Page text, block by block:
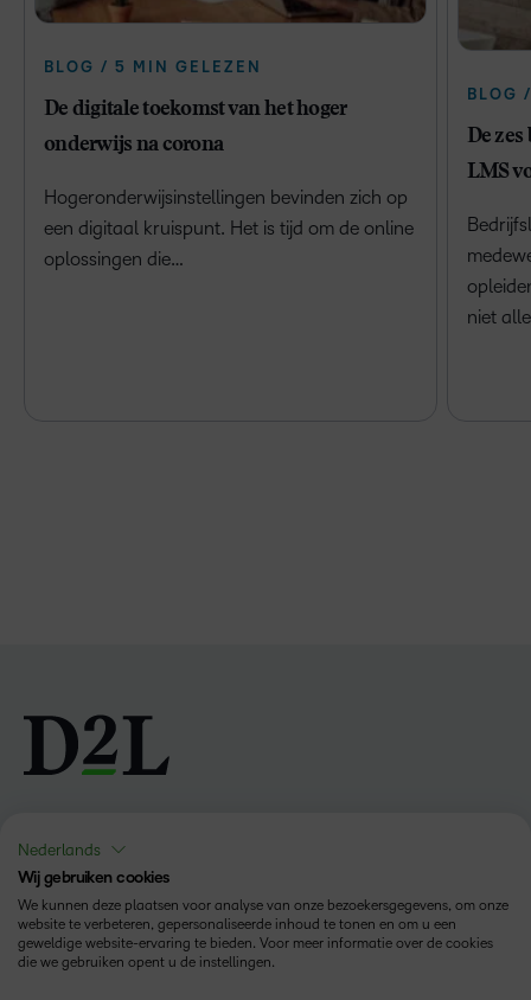
BLOG / 5 MIN GELEZEN
De digitale toekomst van het hoger
onderwijs na corona
Hogeronderwijsinstellingen bevinden zich op
een digitaal kruispunt. Het is tijd om de online
oplossingen die…
BLOG
De
LMS
niet
Volg ons
Nederlands
Wij gebruiken cookies
We kunnen deze plaatsen voor analyse van onze bezoekersgegevens, om onze
website te verbeteren, gepersonaliseerde inhoud te tonen en om u een
geweldige website-ervaring te bieden. Voor meer informatie over de cookies
die we gebruiken opent u de instellingen.